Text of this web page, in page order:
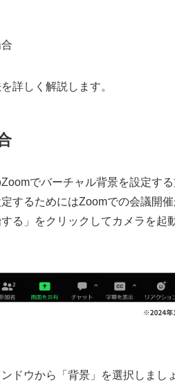
詳しく解説します。
でバーチャル背景を設定す
するためにはZoomでの会議開
る」をクリックしてカメラを起
ドウから「背景」を選択しまし